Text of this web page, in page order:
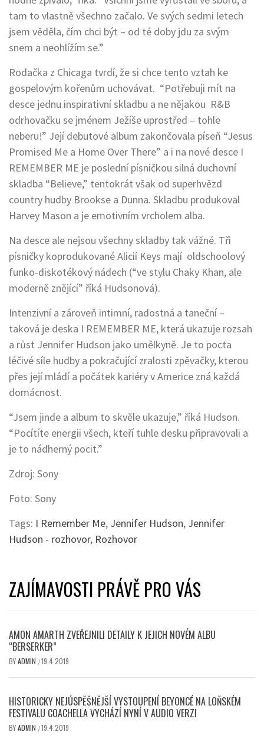
tam to vlastně všechno začalo. Ve svých sedmi letech
jsem věděla, čím chci být – od té doby jdu za svým
snem a neohlížím se.”
Rodačka z Chicaga tvrdí, že si chce tento vztah ke
gospelovým kořenům uchovávat. “Potřebuji mít na
desce jednu inspirativní skladbu a ne nějakou R&B
odrhovačku se jménem Ježíše uprostřed – tohle
neberu!” Její debutové album zakončovala píseň “Jesus
Promised Me a Home Over There” a i na nové desce I
REMEMBER ME je poslední písničkou silná duchovní
skladba “Believe,” tentokrát však od superhvězd
country hudby Brookse a Dunna. Skladbu produkoval
Harvey Mason a je emotivním vrcholem alba.
Na desce ale nejsou všechny skladby tak vážné. Tři
písničky koprodukované Alicií Keys mají oldschoolový
funko-diskotékový nádech (“ve stylu Chaky Khan, ale
moderně znějící” říká Hudsonová).
Intenzivní a zároveň intimní, radostná a taneční –
taková je deska I REMEMBER ME, která ukazuje rozsah
a růst Jennifer Hudson jako umělkyně. Je to pocta
léčivé síle hudby a pokračující zralosti zpěvačky, kterou
přes její mládí a počátek kariéry v Americe zná každá
domácnost.
“Jsem jinde a album to skvěle ukazuje,” říká Hudson.
“Pocítíte energii všech, kteří tuhle desku připravovali a
je to nádherný pocit.”
Zdroj: Sony
Foto: Sony
Tags: I Remember Me, Jennifer Hudson, Jennifer
Hudson - rozhovor, Rozhovor
ZAJÍMAVOSTI PRÁVĚ PRO VÁS
AMON AMARTH ZVEŘEJNILI DETAILY K JEJICH NOVÉM ALBU
“BERSERKER”
BYADMIN /19.4.2019
HISTORICKY NEJÚSPĚŠNĚJŠÍ VYSTOUPENÍ BEYONCÉ NA LOŇSKÉM
FESTIVALU COACHELLA VYCHÁZÍ NYNÍ V AUDIO VERZI
BYADMIN /19.4.2019